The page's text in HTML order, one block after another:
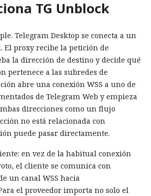
TG Unblock
Telegram Desktop se conecta a un
El proxy recibe la petición de
la dirección de destino y decide qué
pertenece a las subredes de
abre una conexión WSS a uno de
de Telegram Web y empieza
direcciones como un flujo
no está relacionada con
puede pasar directamente.
en vez de la habitual conexión
el cliente se comunica con
un canal WSS hacia
el proveedor importa no solo el